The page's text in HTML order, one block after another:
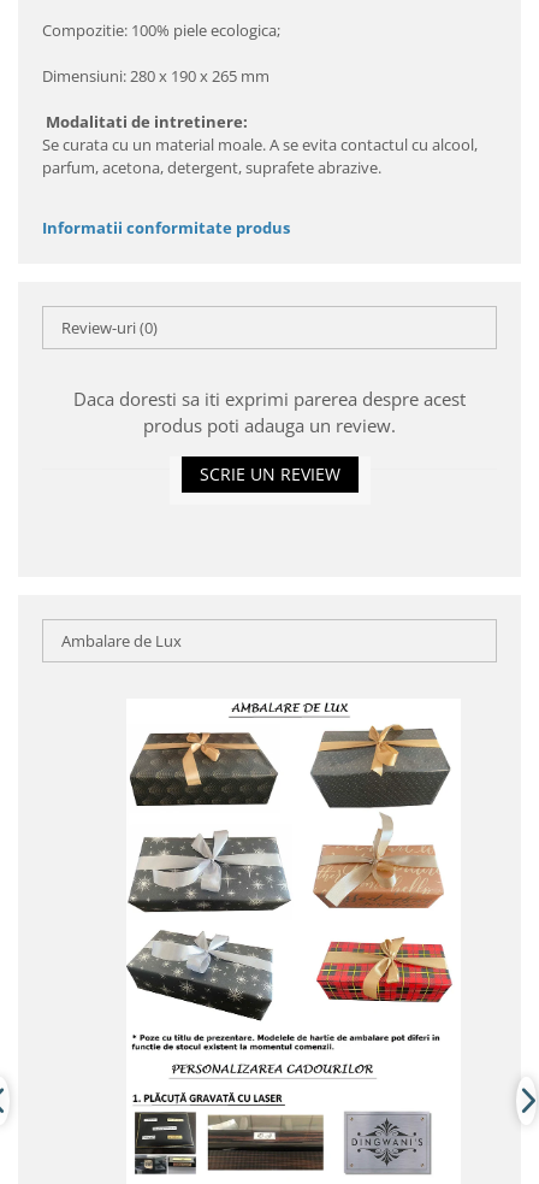
Compozitie: 100% piele ecologica;
Dimensiuni: 280 x 190 x 265 mm
Modalitati de intretinere:
Se curata cu un material moale. A se evita contactul cu alcool,
parfum, acetona, detergent, suprafete abrazive.
Informatii conformitate produs
Review-uri(0)
Daca doresti sa iti exprimi parerea despre acest
produs poti adauga un review.
SCRIE UN REVIEW
Ambalare de Lux